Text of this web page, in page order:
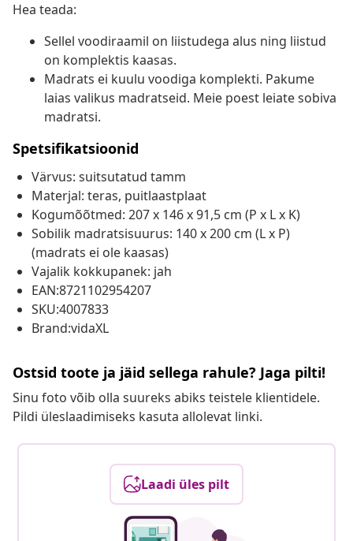
Hea teada:
Sellel voodiraamil on liistudega alus ning liistud
on komplektis kaasas.
Madrats ei kuulu voodiga komplekti. Pakume
laias valikus madratseid. Meie poest leiate sobiva
madratsi.
Spetsifikatsioonid
Värvus: suitsutatud tamm
Materjal: teras, puitlaastplaat
Kogumõõtmed: 207 x 146 x 91,5 cm (P x L x K)
Sobilik madratsisuurus: 140 x 200 cm (L x P)
(madrats ei ole kaasas)
Vajalik kokkupanek: jah
EAN:8721102954207
SKU:4007833
Brand:vidaXL
Ostsid toote ja jäid sellega rahule? Jaga pilti!
Sinu foto võib olla suureks abiks teistele klientidele.
Pildi üleslaadimiseks kasuta allolevat linki.
Laadi üles pilt